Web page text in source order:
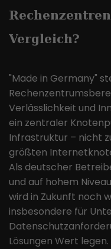
Vergleich?
"Made in Germany"
Verlässlichkeit und
ein zentraler
Infrastruktur – nicht
größten
Als deutscher
und auf hohem
wird in Zukunft noch
insbesondere für
Lösungen Wert legen.